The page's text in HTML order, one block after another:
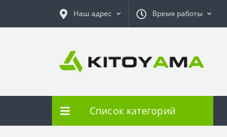
Наш адрес Время работы
Список категорий